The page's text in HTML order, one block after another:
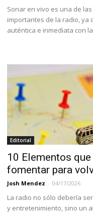
Sonar en vivo es una de
importantes de la radio, ya
auténtica e inmediata con
Editorial
10 Elementos
fomentar para
Josh Mendez - 04/17/2026
La radio no sólo debería
y entretenimiento, sino un